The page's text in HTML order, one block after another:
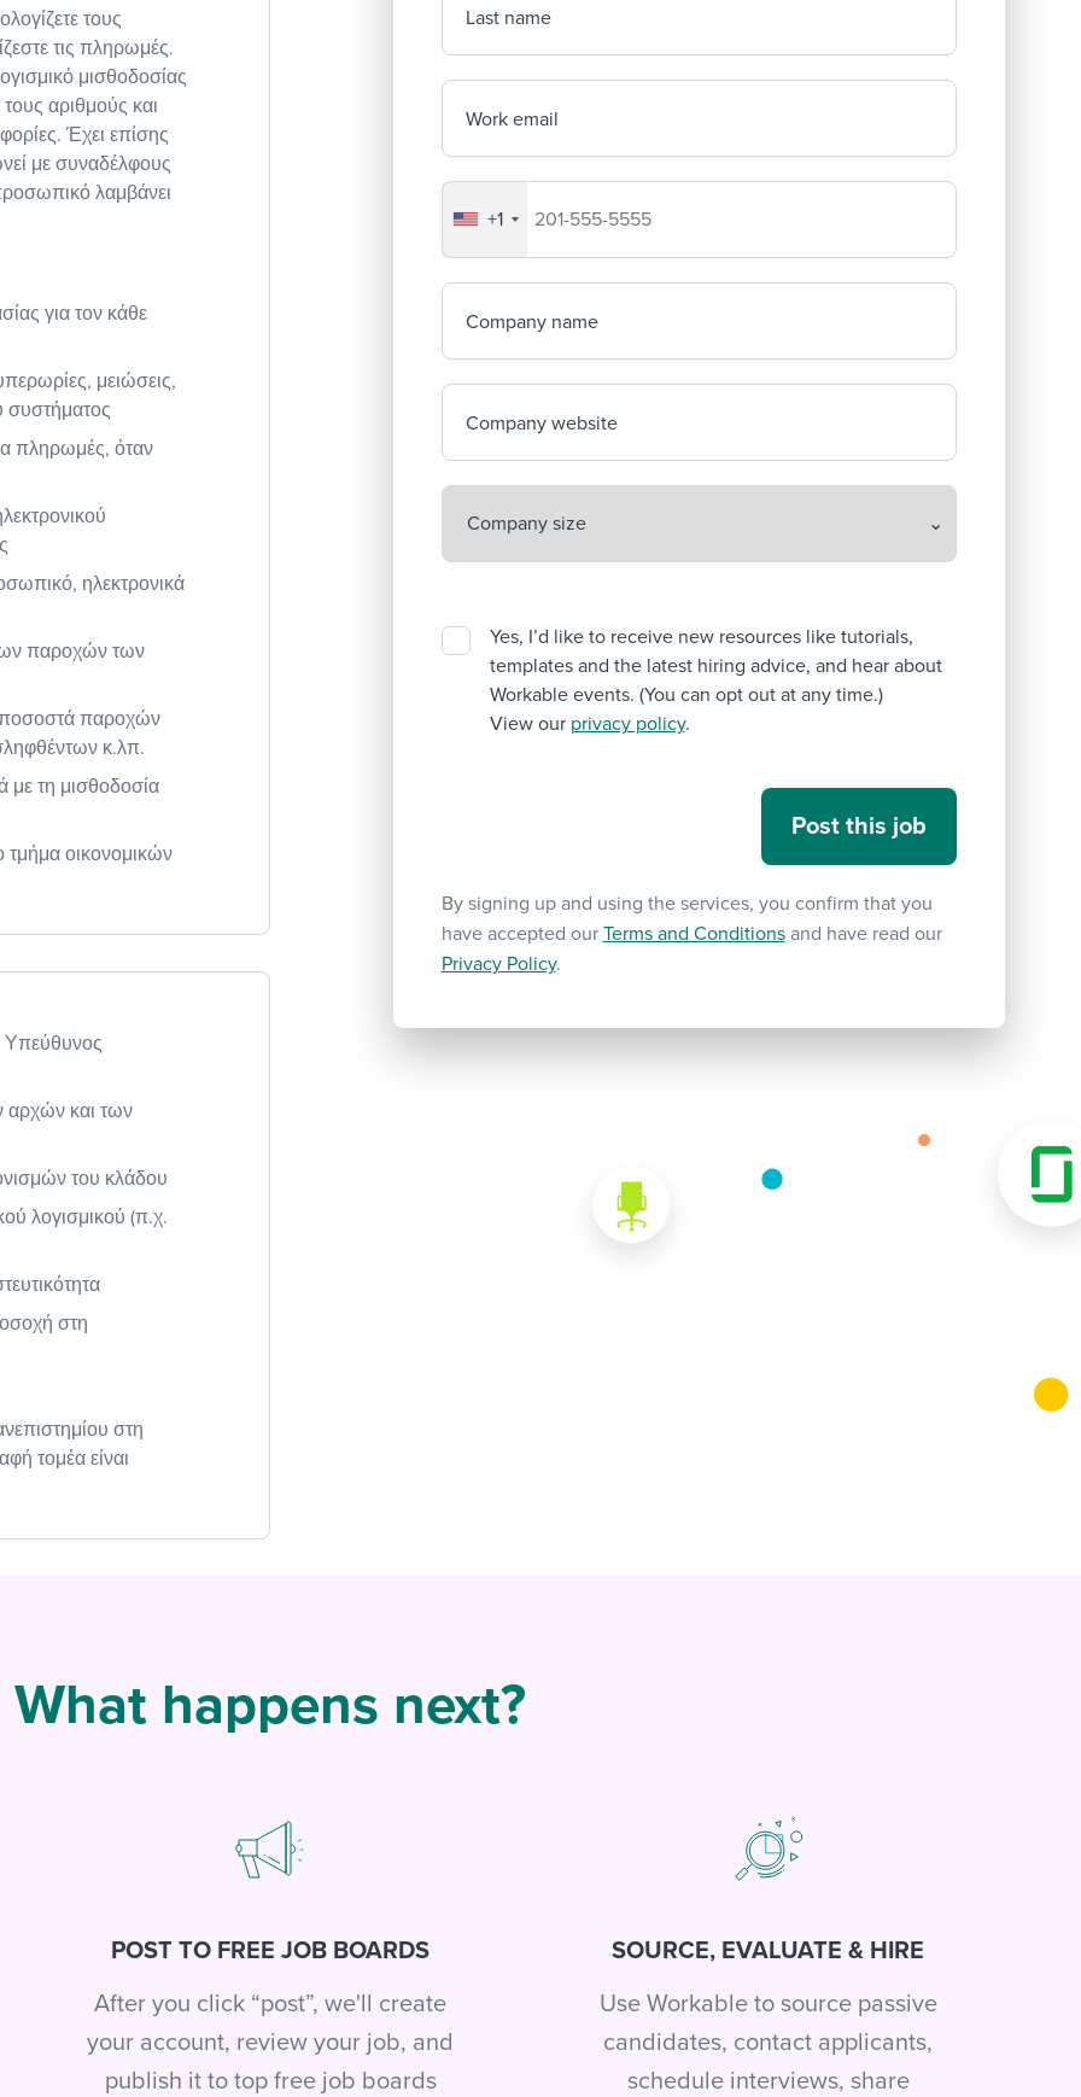
τους
τις πληρωμές.
μισθοδοσίας
αριθμούς και
Έχει επίσης
με συναδέλφους
λαμβάνει
για τον κάθε
μειώσεις,
συστήματος
πληρωμές, όταν
ηλεκτρονικά
παροχών των
ποσοστά παροχών
κ.λπ.
με τη μισθοδοσία
τμήμα οικονομικών
Υπεύθυνος
αρχών και των
του κλάδου
λογισμικού (π.χ.
στη
στη
τομέα είναι
Last name
Work email
Your company's phone number
+1
Company name
Company website
Yes, I’d like to receive new resources like tutorials,
templates and the latest hiring advice, and hear about
Workable events. (You can opt out at any time.)
View our privacy policy.
By signing up and using the services, you confirm that you
have accepted our Terms and Conditionsand have read our
Privacy Policy.
What happens next?
POST TO FREE JOB BOARDS
After you click “post”, we'll create
your account, review your job, and
publish it to top free job boards
SOURCE, EVALUATE & HIRE
Use Workable to source passive
candidates, contact applicants,
schedule interviews, share